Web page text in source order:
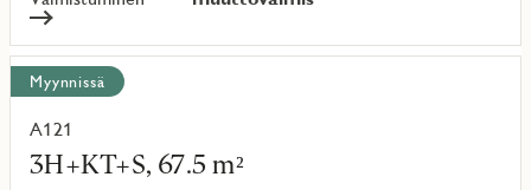
Myynnissä
A121
3H+KT+S, 67.5 m²
Lue
lisää
kohteesta